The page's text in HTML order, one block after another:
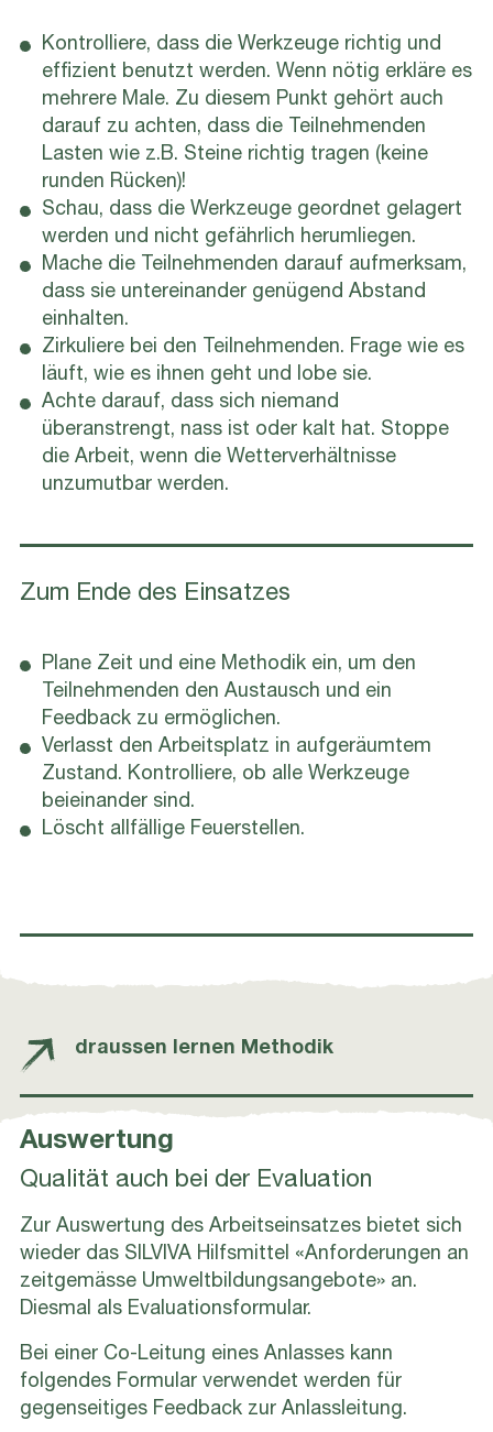
Kontrolliere, dass die Werkzeuge richtig und
effizient benutzt werden. Wenn nötig erkläre es
mehrere Male. Zu diesem Punkt gehört auch
darauf zu achten, dass die Teilnehmenden
Lasten wie z.B. Steine richtig tragen (keine
runden Rücken)!
Schau, dass die Werkzeuge geordnet gelagert
werden und nicht gefährlich herumliegen.
Mache die Teilnehmenden darauf aufmerksam,
dass sie untereinander genügend Abstand
einhalten.
Zirkuliere bei den Teilnehmenden. Frage wie es
läuft, wie es ihnen geht und lobe sie.
Achte darauf, dass sich niemand
überanstrengt, nass ist oder kalt hat. Stoppe
die Arbeit, wenn die Wetterverhältnisse
unzumutbar werden.
Zum Ende des Einsatzes
Plane Zeit und eine Methodik ein, um den
Teilnehmenden den Austausch und ein
Feedback zu ermöglichen.
Verlasst den Arbeitsplatz in aufgeräumtem
Zustand. Kontrolliere, ob alle Werkzeuge
beieinander sind.
Löscht allfällige Feuerstellen.
draussen lernen Methodik
Auswertung
Qualität auch bei der Evaluation
Zur Auswertung des Arbeitseinsatzes bietet sich
wieder das SILVIVA Hilfsmittel «Anforderungen an
zeitgemässe Umweltbildungsangebote» an.
Diesmal als Evaluationsformular.
Bei einer Co-Leitung eines Anlasses kann
folgendes Formular verwendet werden für
gegenseitiges Feedback zur Anlassleitung.